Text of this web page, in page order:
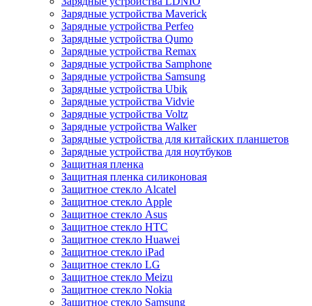
Зарядные устройства Maverick
Зарядные устройства Perfeo
Зарядные устройства Qumo
Зарядные устройства Remax
Зарядные устройства Samphone
Зарядные устройства Samsung
Зарядные устройства Ubik
Зарядные устройства Vidvie
Зарядные устройства Voltz
Зарядные устройства Walker
Зарядные устройства для китайских планшетов
Зарядные устройства для ноутбуков
Защитная пленка
Защитная пленка силиконовая
Защитное стекло Alcatel
Защитное стекло Apple
Защитное стекло Asus
Защитное стекло HTC
Защитное стекло Huawei
Защитное стекло iPad
Защитное стекло LG
Защитное стекло Meizu
Защитное стекло Nokia
Защитное стекло Samsung